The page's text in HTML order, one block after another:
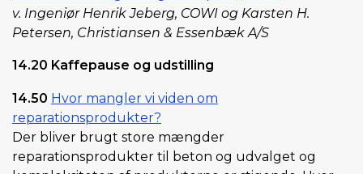
v. Ingeniør Henrik Jeberg, COWI og Karsten H.
Petersen, Christiansen & Essenbæk A/S
14.20 Kaffepause og udstilling
14.50 Hvor mangler vi viden om
reparationsprodukter?
Der bliver brugt store mængder
reparationsprodukter til beton og udvalget og